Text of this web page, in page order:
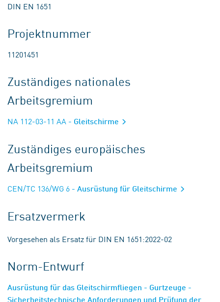
DIN EN 1651
Projektnummer
11201451
Zuständiges nationales
Arbeitsgremium
NA 112-03-11 AA - Gleitschirme
Zuständiges europäisches
Arbeitsgremium
CEN/TC 136/WG 6 - Ausrüstung für Gleitschirme
Ersatzvermerk
Vorgesehen als Ersatz für DIN EN 1651:2022-02
Norm-Entwurf
Ausrüstung für das Gleitschirmfliegen - Gurtzeuge -
Sicherheitstechnische Anforderungen und Prüfung der